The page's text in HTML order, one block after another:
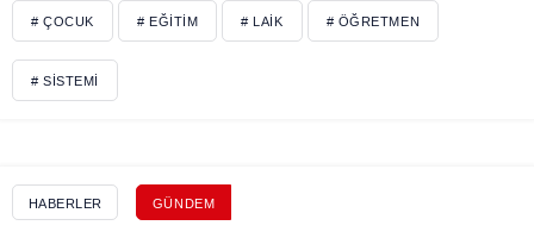
# ÇOCUK # EĞITIM # LAIK # ÖĞRETMEN
# SISTEMI
HABERLER GÜNDEM